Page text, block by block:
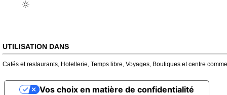
UTILISATION DANS
Cafés et restaurants, Hotellerie, Temps libre, Voyages, Boutiques et centre
Vos choix en matière de confidentialité